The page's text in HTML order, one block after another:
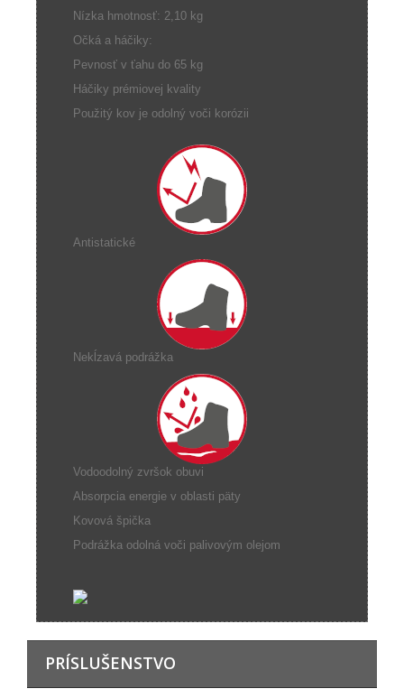
Nízka hmotnosť: 2,10 kg
Očká a háčiky:
Pevnosť v ťahu do 65 kg
Háčiky prémiovej kvality
Použitý kov je odolný voči korózii
Antistatické
Nekĺzavá podrážka
Vodoodolný zvršok obuvi
Absorpcia energie v oblasti päty
Kovová špička
Podrážka odolná voči palivovým olejom
PRÍSLUŠENSTVO